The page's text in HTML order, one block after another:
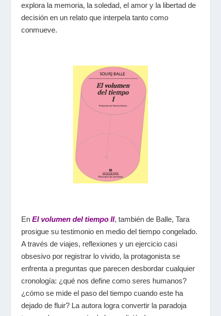
explora la memoria, la soledad, el amor y la libertad de
decisión en un relato que interpela tanto como
conmueve.
En El volumen del tiempo II, también de Balle, Tara
prosigue su testimonio en medio del tiempo congelado.
A través de viajes, reflexiones y un ejercicio casi
obsesivo por registrar lo vivido, la protagonista se
enfrenta a preguntas que parecen desbordar cualquier
cronología: ¿qué nos define como seres humanos?
¿cómo se mide el paso del tiempo cuando este ha
dejado de fluir? La autora logra convertir la paradoja